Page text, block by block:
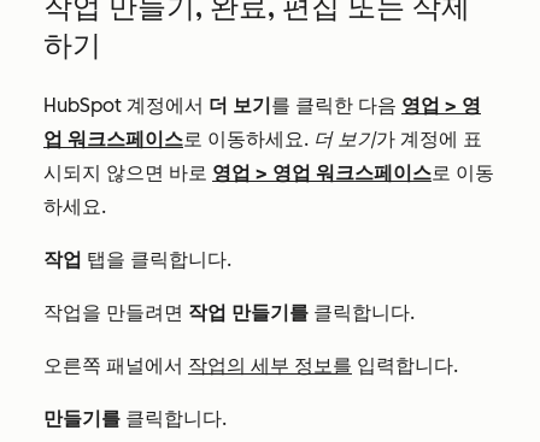
하기
HubSpot 계정에서 더 보기를 클릭한 다음 영업 > 영
업 워크스페이스로 이동하세요. 더 보기가 계정에 표
시되지 않으면 바로 영업 > 영업 워크스페이스로 이동
하세요.
작업 탭을 클릭합니다.
작업을 만들려면 작업 만들기를 클릭합니다.
오른쪽 패널에서 작업의 세부 정보를 입력합니다.
만들기를 클릭합니다.